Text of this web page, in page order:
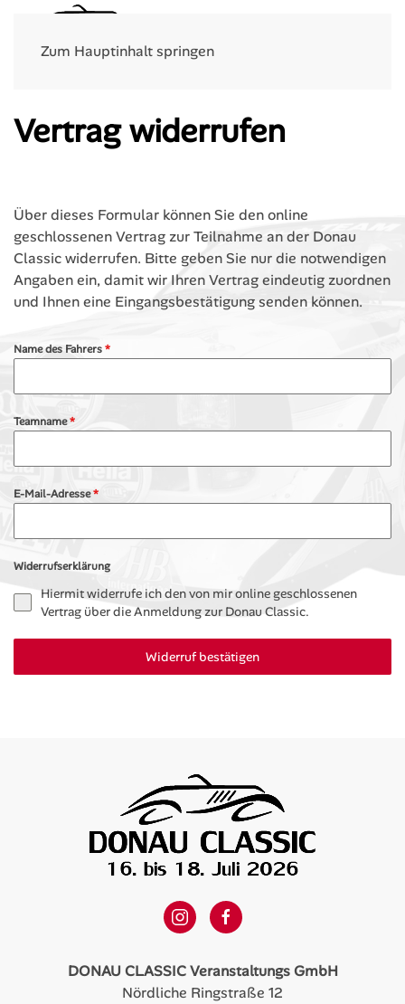
Zum Hauptinhalt springen
Vertrag widerrufen
Über dieses Formular können Sie den online
geschlossenen Vertrag zur Teilnahme an der Donau
Classic widerrufen. Bitte geben Sie nur die notwendigen
Angaben ein, damit wir Ihren Vertrag eindeutig zuordnen
und Ihnen eine Eingangsbestätigung senden können.
Name des Fahrers*
Teamname*
E-Mail-Adresse*
Widerrufserklärung
Hiermit widerrufe ich den von mir online geschlossenen
Vertrag über die Anmeldung zur Donau Classic.
Widerruf bestätigen
DONAU CLASSIC Veranstaltungs GmbH
Nördliche Ringstraße 12